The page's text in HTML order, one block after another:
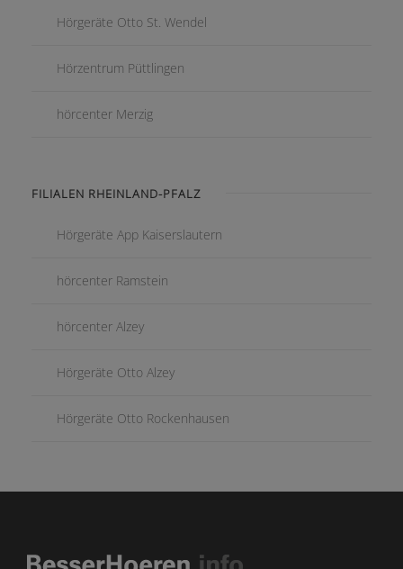
Hörgeräte Otto St. Wendel
Hörzentrum Püttlingen
hörcenter Merzig
FILIALEN RHEINLAND-PFALZ
Hörgeräte App Kaiserslautern
hörcenter Ramstein
hörcenter Alzey
Hörgeräte Otto Alzey
Hörgeräte Otto Rockenhausen